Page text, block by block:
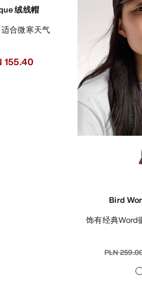
绒线帽
适合微寒天气
155.40
Bird
饰有经典Word徽标的轻盈透气卡车
PLN